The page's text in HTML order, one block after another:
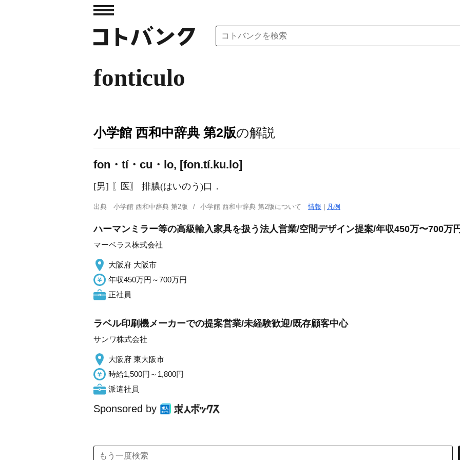
fonticulo
小学館 西和中辞典 第2版の解説
fon・tí・cu・lo, [fon.tí.ku.lo]
[男] 〖医〗 排膿(はいのう)口．
出典 小学館 西和中辞典 第2版 小学館 西和中辞典 第2版について情報 凡例
ハーマンミラー等の高級輸入家具を扱う法人営業/空間デザイン提案/年収450万〜700万
マーベラス株式会社
大阪府 大阪市
年収450万円～700万円
正社員
ラベル印刷機メーカーでの提案営業/未経験歓迎/既存顧客中心
サンワ株式会社
大阪府 東大阪市
時給1,500円～1,800円
派遣社員
Sponsored by